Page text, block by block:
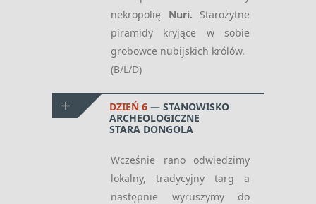
nekropolię Nuri. Starożytne
piramidy kryjące w sobie
grobowce nubijskich królów.
(B/L/D)
DZIEŃ 6
STANOWISKO
ARCHEOLOGICZNE
STARA DONGOLA
Wcześnie rano odwiedzimy
lokalny, tradycyjny targ a
następnie wyruszymy do